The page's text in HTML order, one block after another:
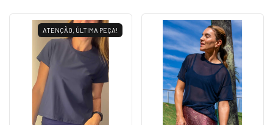
ATENÇÃO, ÚLTIMA PEÇA!